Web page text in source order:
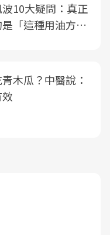
10大疑問：真正
「這種用油方
木瓜？中醫說：